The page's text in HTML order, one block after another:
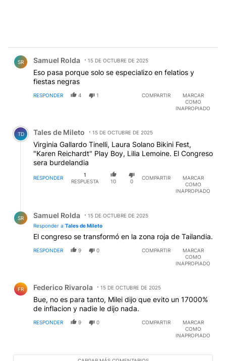
SR Samuel Rolda 15 DE OCTUBRE DE 2025
Eso pasa porque solo se especializo en felatios y
fiestas negras
RESPONDER 4 1 COMPARTIR
MARCAR
COMO
INAPROPIADO
Comentario de Tales de Mileto.
TD Tales de Mileto 15 DE OCTUBRE DE 2025
Virginia Gallardo Tinelli, Laura Solano Bikini Fest,
"Karen Reichardt" Play Boy, Lilia Lemoine. El Congreso
sera burdelandia
RESPONDER
1
RESPUESTA
10 0
COMPARTIR
MARCAR
COMO
INAPROPIADO
SR Samuel Rolda
15 DE OCTUBRE DE 2025
Responder a Tales de Mileto
El congreso se transformó en la zona roja de Tailandia.
RESPONDER 9 0 COMPARTIR
MARCAR
COMO
INAPROPIADO
FR Federico Rivarola 15 DE OCTUBRE DE 2025
Bue, no es para tanto, Milei dijo que evito un 17000%
de inflacion y nadie le dijo nada.
RESPONDER 9 0 COMPARTIR
MARCAR
COMO
INAPROPIADO